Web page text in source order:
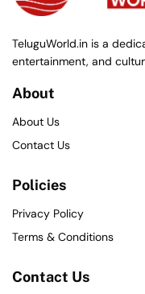
TeluguWorld.in is a
entertainment, and
About
About Us
Contact Us
Policies
Privacy Policy
Terms & Conditions
Contact Us